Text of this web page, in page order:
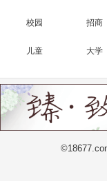
校园 招商
儿童 大学